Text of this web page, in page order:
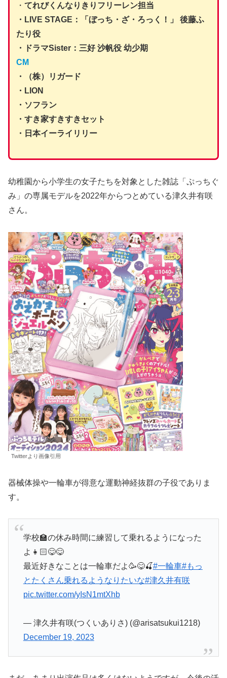
・ てれびくんなりきりフリーレン担当
・LIVE STAGE：「ぼっち・ざ・ろっく！」 後藤ふ
たり役
・ドラマSister：三好 沙帆役 幼少期
CM
・（株）リガード
・LION
・ソフラン
・すき家すきすきセット
・日本イーライリリー
幼稚園から小学生の女子たちを対象とした雑誌「ぷっちぐ
み」の専属モデルを2022年からつとめている津久井有咲
さん。
Twitterより画像引用
器械体操や一輪車が得意な運動神経抜群の子役でありま
す。
学校🏫の休み時間に練習して乗れるようになった
よ👧🏻😋😋
最近好きなことは一輪車だよ🥳😋🍒#一輪車#もっ
とたくさん乗れるようなりたいな#津久井有咲
pic.twitter.com/yIsN1mtXhb
— 津久井有咲(つくいありさ) (@arisatsukui1218)
December 19, 2023